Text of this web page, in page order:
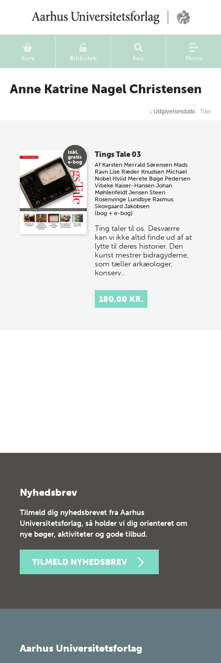
Kurv Bibliotek Søg Menu
Anne Katrine Nagel Christensen
↓ Udgivelsesdato Titel
Tings Tale 03
Af Karsten Merrald Sørensen Mads
Ravn Lise Ræder Knudsen Michael
Nobel Hviid Merete Bøge Pedersen
Vibeke Kaiser-Hansen Johan
Møhlenfeldt Jensen Steen
Rosenvinge Lundbye Rasmus
Skovgaard Jakobsen
(bog + e-bog)
Ting taler til os. Desværre
kan vi ikke altid finde ud af at
lytte til deres historier. Den
kunst mestrer bidragyderne,
som tæller arkæologer,
konserv…
180,00 KR.
Nyhedsbrev
Tilmeld dig nyhedsbrevet fra Aarhus
Universitetsforlag, så holder vi dig orienteret om
nye bøger, aktiviteter og gode tilbud.
TILMELD NYHEDSBREV
Aarhus Universitetsforlag